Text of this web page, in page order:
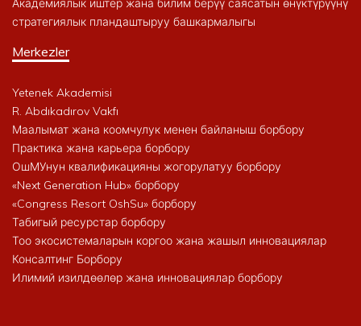
Академиялык иштер жана билим берүү саясатын өнүктүрүүнү
стратегиялык пландаштыруу башкармалыгы
Merkezler
Yetenek Akademisi
R. Abdıkadırov Vakfı
Маалымат жана коомчулук менен байланыш борбору
Практика жана карьера борбору
ОшМУнун квалификацияны жогорулатуу борбору
«Next Generation Hub» борбору
«Congress Resort OshSu» борбору
Табигый ресурстар борбору
Тоо экосистемаларын коргоо жана жашыл инновациялар
Консалтинг Борбору
Илимий изилдөөлөр жана инновациялар борбору